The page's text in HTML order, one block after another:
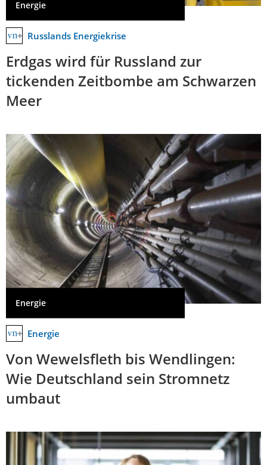
Energie
Russlands Energiekrise
Erdgas wird für Russland zur
tickenden Zeitbombe am Schwarzen
Meer
Energie
Energie
Von Wewelsfleth bis Wendlingen:
Wie Deutschland sein Stromnetz
umbaut